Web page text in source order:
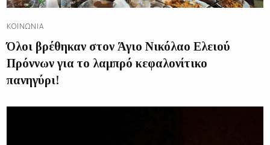
ΚΟΙΝΩΝΊΑ
Όλοι βρέθηκαν στον Άγιο Νικόλαο Ελειού
Πρόννων για το λαμπρό κεφαλονίτικο
πανηγύρι!